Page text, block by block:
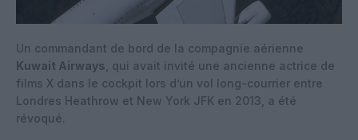
Un commandant de bord de la compagnie aérienne
Kuwait Airways , qui avait invité une ancienne actrice de
films X dans le cockpit lors d’un vol long-courrier entre
Londres Heathrow et New York JFK en 2013, a été
révoqué.